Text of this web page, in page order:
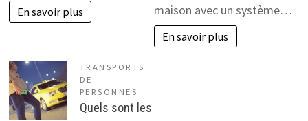
En savoir plus
maison avec un système…
En savoir plus
TRANSPORTS
DE
PERSONNES
Quels sont les